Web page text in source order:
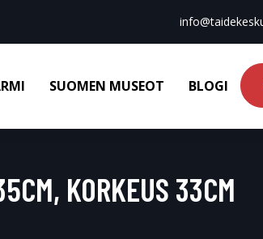
SUOMEN MUSEOT BLOGI
KORKEUS 33CM